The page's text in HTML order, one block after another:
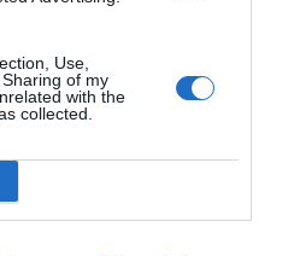
Use,
of my
with the
collected.
torno a 3 millones
9 millones de euros por
había sido
la irrupción de Dazn,
el público de la canasta
de clubes en el
que pueda entrar fuerte